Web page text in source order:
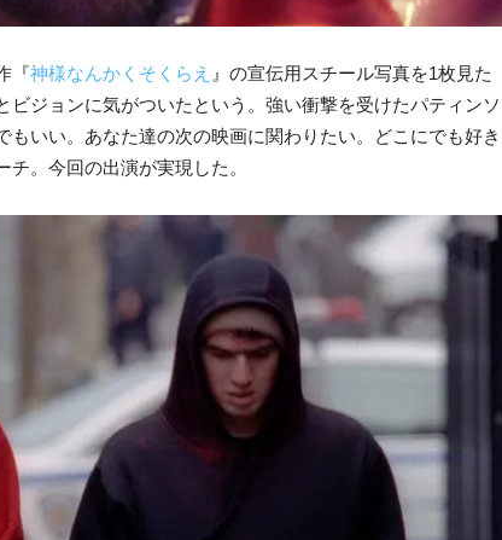
『神様なんかくそくらえ 』の宣伝用スチール写真を1枚見た
ビジョンに気がついたという。強い衝撃を受けたパティンソ
もいい。あなた達の次の映画に関わりたい。どこにでも好き
チ。今回の出演が実現した。